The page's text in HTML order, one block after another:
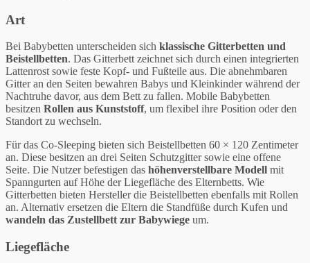
Art
Bei Babybetten unterscheiden sich klassische Gitterbetten und
Beistellbetten. Das Gitterbett zeichnet sich durch einen integrierten
Lattenrost sowie feste Kopf- und Fußteile aus. Die abnehmbaren
Gitter an den Seiten bewahren Babys und Kleinkinder während der
Nachtruhe davor, aus dem Bett zu fallen. Mobile Babybetten
besitzen Rollen aus Kunststoff, um flexibel ihre Position oder den
Standort zu wechseln.
Für das Co-Sleeping bieten sich Beistellbetten 60 × 120 Zentimeter
an. Diese besitzen an drei Seiten Schutzgitter sowie eine offene
Seite. Die Nutzer befestigen das höhenverstellbare Modell mit
Spanngurten auf Höhe der Liegefläche des Elternbetts. Wie
Gitterbetten bieten Hersteller die Beistellbetten ebenfalls mit Rollen
an. Alternativ ersetzen die Eltern die Standfüße durch Kufen und
wandeln das Zustellbett zur Babywiege um.
Liegefläche